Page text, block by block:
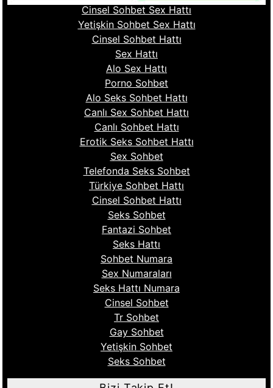
Cinsel Sohbet Sex Hattı
Yetişkin Sohbet Sex Hattı
Cinsel Sohbet Hattı
Sex Hattı
Alo Sex Hattı
Porno Sohbet
Alo Seks Sohbet Hattı
Canlı Sex Sohbet Hattı
Canlı Sohbet Hattı
Erotik Seks Sohbet Hattı
Sex Sohbet
Telefonda Seks Sohbet
Türkiye Sohbet Hattı
Cinsel Sohbet Hattı
Seks Sohbet
Fantazi Sohbet
Seks Hattı
Sohbet Numara
Sex Numaraları
Seks Hattı Numara
Cinsel Sohbet
Tr Sohbet
Gay Sohbet
Yetişkin Sohbet
Seks Sohbet